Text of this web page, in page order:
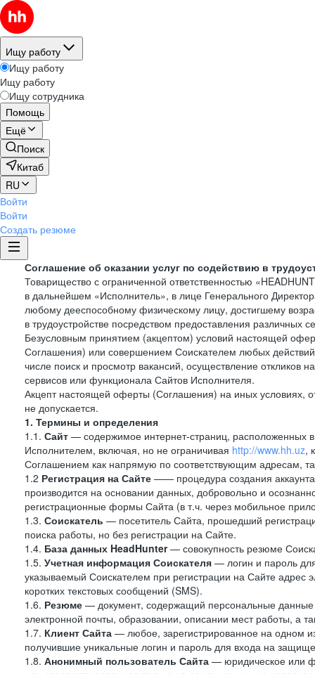
Ищу работу
Ищу работу
Ищу работу
Ищу сотрудника
Помощь
Ещё
Поиск
Китаб
RU
Войти
Войти
Создать резюме
Соглашение об оказании услуг по содействию в
Товарищество с ограниченной ответственностью
в дальнейшем «Исполнитель», в лице Генерального
любому дееспособному физическому лицу, достигшему
в трудоустройстве посредством предоставления различных
Безусловным принятием (акцептом) условий настоящей
Соглашения) или совершением Соискателем любых
числе поиск и просмотр вакансий, осуществление откликов
сервисов или функционала Сайтов Исполнителя.
Акцепт настоящей оферты (Соглашения) на иных условиях,
не допускается.
1. Термины и определения
1.1. Сайт — содержимое интернет-страниц, расположенных
Исполнителем, включая, но не ограничивая http://www.hh.uz,
Соглашением как напрямую по соответствующим адресам,
1.2 Регистрация на Сайте —— процедура создания
производится на основании данных, добровольно и
регистрационные формы Сайта (в т.ч. через мобильное
1.3. Соискатель — посетитель Сайта, прошедший
поиска работы, но без регистрации на Сайте.
1.4. База данных HeadHunter— совокупность резюме
1.5. Учетная информация Соискателя — логин и пароль
указываемый Соискателем при регистрации на Сайте
коротких текстовых сообщений (SMS).
1.6. Резюме — документ, содержащий персональные
электронной почты, образовании, описании мест работы, а
1.7. Клиент Сайта — любое, зарегистрированное на одном
получившие уникальные логин и пароль для входа на
1.8. Анонимный пользователь Сайта — юридическое или